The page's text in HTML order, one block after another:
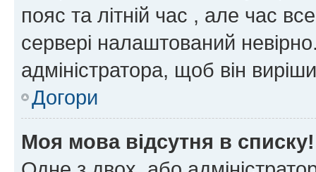
пояс та літній час , але час
сервері налаштований
адміністратора, щоб він
Догори
Моя мова відсутня в списку!